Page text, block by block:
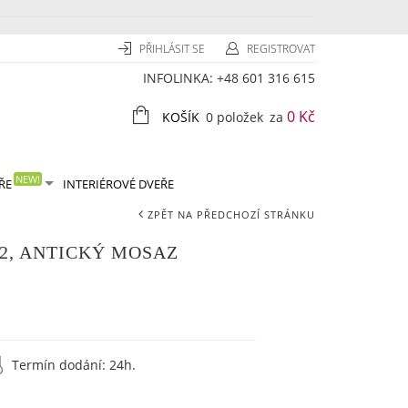
PŘIHLÁSIT SE REGISTROVAT
INFOLINKA: +48 601 316 615
KOŠÍK 0 položek za 0 Kč
NEW! INTERIÉROVÉ DVEŘE
ZPĚT NA PŘEDCHOZÍ STRÁNKU
ANTICKÝ MOSAZ
Termín dodání:24h.